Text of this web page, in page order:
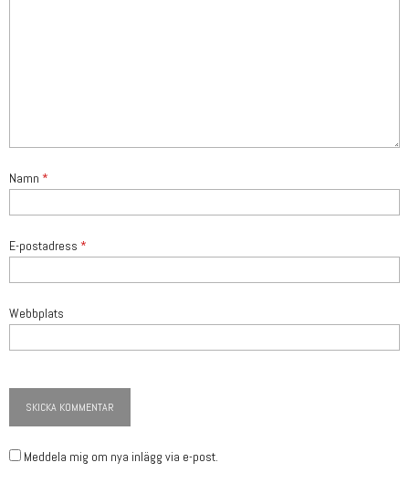
Namn *
E-postadress *
Webbplats
Meddela mig om nya inlägg via e-post.